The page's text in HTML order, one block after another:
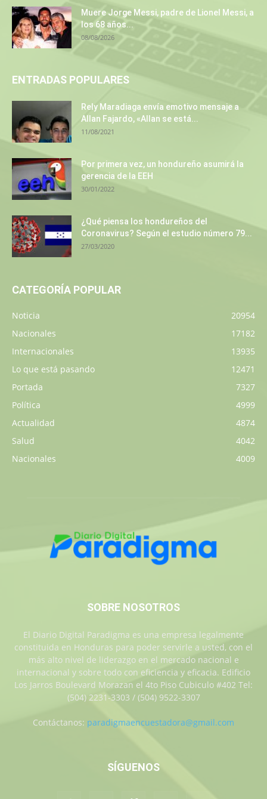
Muere Jorge Messi, padre de Lionel Messi, a
los 68 años...
08/08/2026
ENTRADAS POPULARES
Rely Maradiaga envía emotivo mensaje a
Allan Fajardo, «Allan se está...
11/08/2021
Por primera vez, un hondureño asumirá la
gerencia de la EEH
30/01/2022
¿Qué piensa los hondureños del
Coronavirus? Según el estudio número 79...
27/03/2020
CATEGORÍA POPULAR
Noticia
20954
Nacionales
17182
Internacionales
13935
Lo que está pasando
12471
Portada
7327
Política
4999
Actualidad
4874
Salud
4042
Nacionales
4009
SOBRE NOSOTROS
El Diario Digital Paradigma es una empresa legalmente
constituida en Honduras para poder servirle a usted, con el
más alto nivel de liderazgo en el mercado nacional e
internacional y sobre todo con eficiencia y eficacia. Edificio
Los Jarros Boulevard Morazan el 4to Piso Cubiculo #402 Tel:
(504) 2231-3303 / (504) 9522-3307
Contáctanos: paradigmaencuestadora@gmail.com
SÍGUENOS